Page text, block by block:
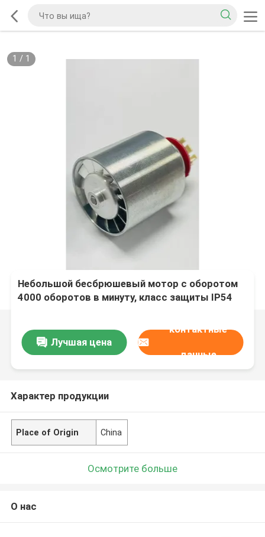
1 / 1
Небольшой бесбрюшевый мотор с оборотом
4000 оборотов в минуту, класс защиты IP54
Лучшая цена
контактные
данные
Характер продукции
Place of Origin China
Осмотрите больше
О нас